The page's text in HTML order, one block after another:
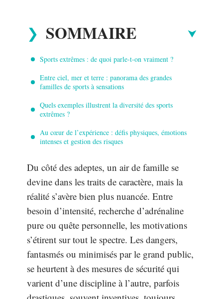
SOMMAIRE
Sports extrêmes : de quoi parle-t-on vraiment ?
Entre ciel, mer et terre : panorama des grandes
familles de sports à sensations
Quels exemples illustrent la diversité des sports
extrêmes ?
Au cœur de l’expérience : défis physiques, émotions
intenses et gestion des risques
Du côté des adeptes, un air de famille se
devine dans les traits de caractère, mais la
réalité s’avère bien plus nuancée. Entre
besoin d’intensité, recherche d’adrénaline
pure ou quête personnelle, les motivations
s’étirent sur tout le spectre. Les dangers,
fantasmés ou minimisés par le grand public,
se heurtent à des mesures de sécurité qui
varient d’une discipline à l’autre, parfois